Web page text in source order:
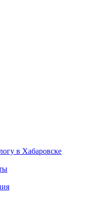
в Хабаровске